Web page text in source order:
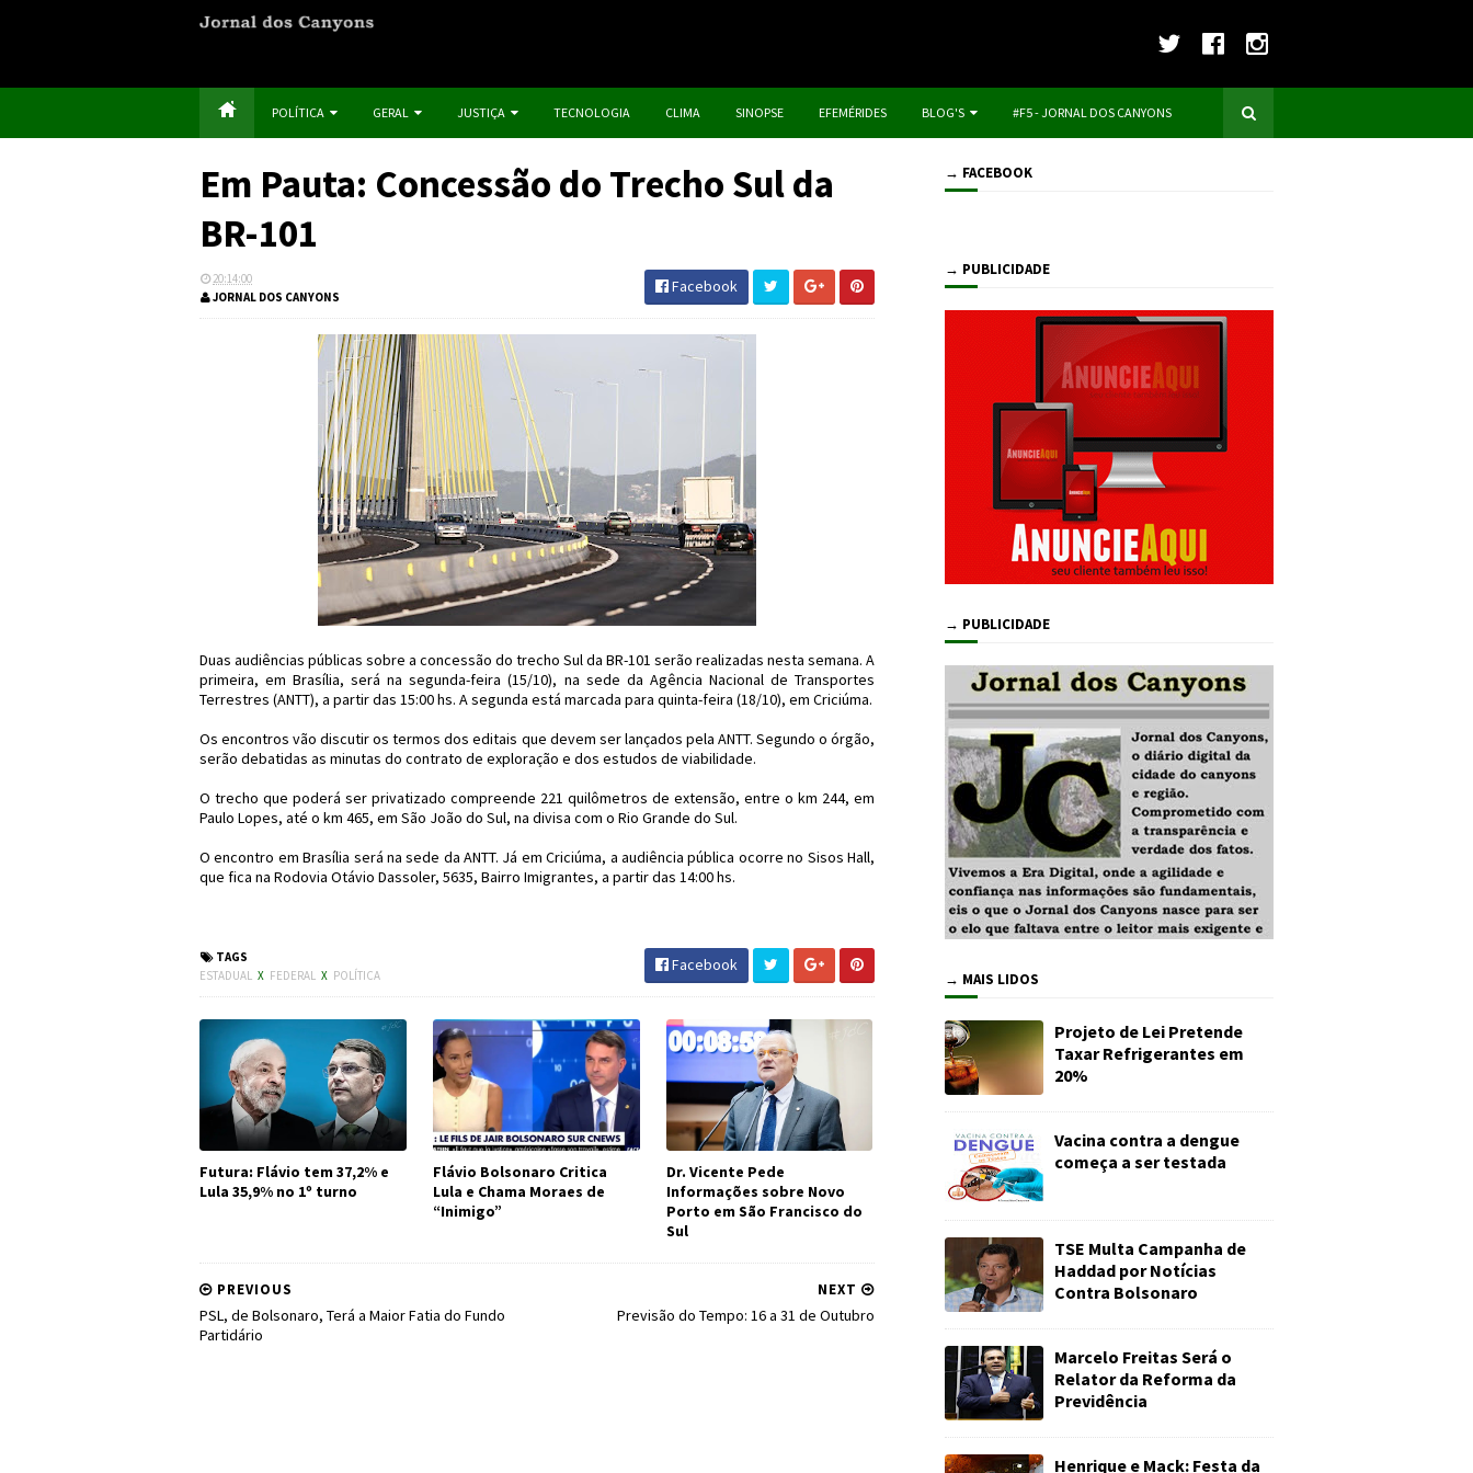
POLÍTICA GERAL JUSTIÇA TECNOLOGIA CLIMA SINOPSE EFEMÉRIDES BLOG'S #F5 - JORNAL DOS CANYONS
Em Pauta: Concessão do Trecho Sul da
BR-101
20:14:00
JORNAL DOS CANYONS
Facebook
Duas audiências públicas sobre a concessão do trecho Sul da BR-101 serão realizadas nesta semana. A
primeira, em Brasília, será na segunda-feira (15/10), na sede da Agência Nacional de Transportes
Terrestres (ANTT), a partir das 15:00 hs. A segunda está marcada para quinta-feira (18/10), em Criciúma.
Os encontros vão discutir os termos dos editais que devem ser lançados pela ANTT. Segundo o órgão,
serão debatidas as minutas do contrato de exploração e dos estudos de viabilidade.
O trecho que poderá ser privatizado compreende 221 quilômetros de extensão, entre o km 244, em
Paulo Lopes, até o km 465, em São João do Sul, na divisa com o Rio Grande do Sul.
O encontro em Brasília será na sede da ANTT. Já em Criciúma, a audiência pública ocorre no Sisos Hall,
que fica na Rodovia Otávio Dassoler, 5635, Bairro Imigrantes, a partir das 14:00 hs.
TAGS
ESTADUAL X FEDERAL X POLÍTICA
Facebook
Futura: Flávio tem 37,2% e
Lula 35,9% no 1º turno
Flávio Bolsonaro Critica
Lula e Chama Moraes de
“Inimigo”
Dr. Vicente Pede
Informações sobre Novo
Porto em São Francisco do
Sul
NEXT
Previsão do Tempo: 16 a 31 de Outubro
PREVIOUS
PSL, de Bolsonaro, Terá a Maior Fatia do Fundo
Partidário
→ FACEBOOK
→ PUBLICIDADE
→ PUBLICIDADE
→ MAIS LIDOS
Projeto de Lei Pretende
Taxar Refrigerantes em
20%
Vacina contra a dengue
começa a ser testada
TSE Multa Campanha de
Haddad por Notícias
Contra Bolsonaro
Marcelo Freitas Será o
Relator da Reforma da
Previdência
Henrique e Mack: Festa da